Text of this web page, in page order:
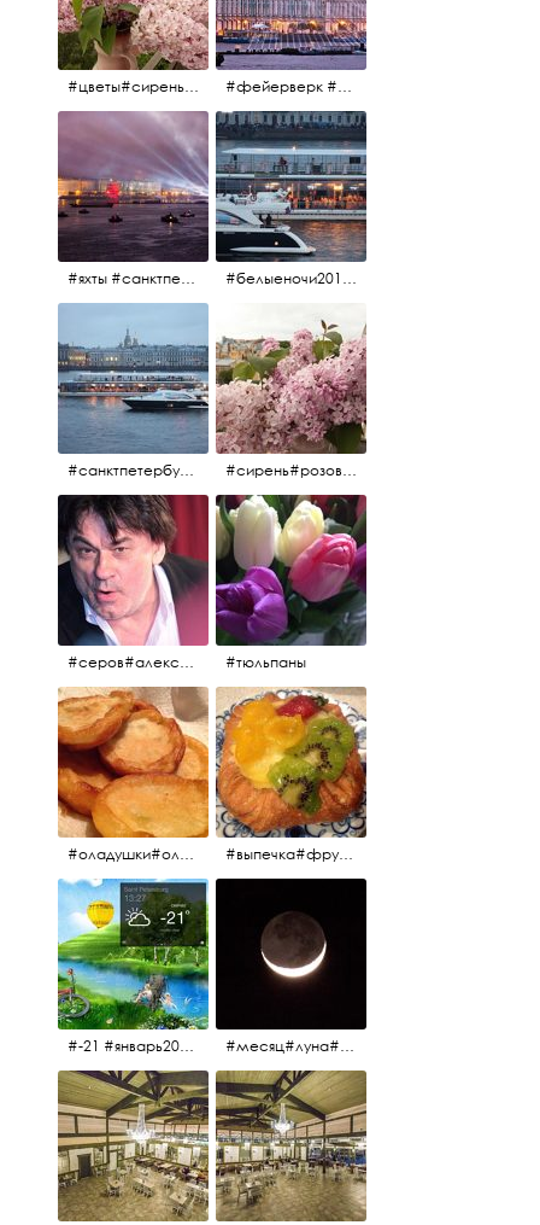
#цветы#сирень #розоваясирень #натюрморт #натюрмортсцветами #весна2012 #пробуждение #фейерверк #салют #парусник #санктпетербург #белыеночи2012 #белыеночи #алыепаруса2012 #алыепаруса #нева
#яхты #санктпетербург #нева #белыеночи2012 #алыепаруса #алыепаруса2012#парусник#салют#фейерверк #белыеночи2012 #белыеночи #2012 #нева #санктпетербург #яхты
#санктпетербург #нева#яхты#2012 #белыеночи#белыеночи2012 #сирень#розоваясирень#натюрморт#натюрмортсцветами#2012#весна2012
#серов#александрсеров#певец#народныйартист#эстрадныйпевец#композитор#тыменялюбишь#мадонна#ялюблютебядослёз #тюльпаны
#оладушки#оладушкинакефире #оладушкисяблоками #кефир#яблоки С утра испёк, на кефире с яблоками. #выпечка#фрукты#пекарня#зима
#-21 #январь2017 #зима2017 #санктпетербург2017 #месяц#луна#африканскаялуна#moon#moon🌙